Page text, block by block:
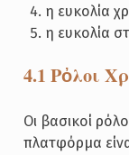
η ευκολία
η ευκολία
4.1 Ρὀλοι
Οι βασικοί
πλατφόρμα